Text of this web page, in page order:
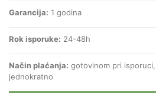
Garancija: 1 godina
Rok isporuke: 24-48h
Način plaćanja: gotovinom pri
jednokratno